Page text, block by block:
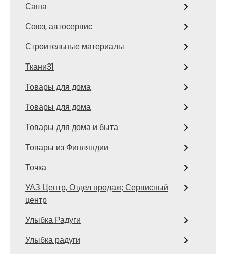
Саша
Союз, автосервис
Строительные материалы
Ткани31
Товары для дома
Товары для дома
Товары для дома и быта
Товары из Финляндии
Точка
УАЗ Центр, Отдел продаж; Сервисный
центр
Улыбка Радуги
Улыбка радуги